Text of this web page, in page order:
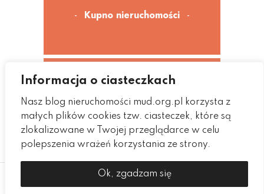
Informacja o ciasteczkach
Nasz blog nieruchomości mud.org.pl korzysta z
małych plików cookies tzw. ciasteczek, które są
zlokalizowane w Twojej przeglądarce w celu
polepszenia wrażeń korzystania ze strony.
Ok, zgadzam się
Kupno nieruchomości
Sprzedaż nieruchomości
Wszystkie prawa zastrzeżone